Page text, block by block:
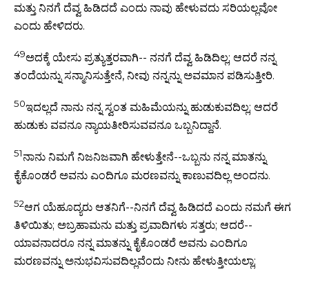
ಮತ್ತು ನಿನಗೆ ದೆವ್ವ ಹಿಡಿದದೆ ಎಂದು ನಾವು ಹೇಳುವದು ಸರಿಯಲ್ಲವೋ
ಎಂದು ಹೇಳಿದರು.
49ಅದಕ್ಕೆ ಯೇಸು ಪ್ರತ್ಯುತ್ತರವಾಗಿ-- ನನಗೆ ದೆವ್ವ ಹಿಡಿದಿಲ್ಲ; ಆದರೆ ನನ್ನ
ತಂದೆಯನ್ನು ಸನ್ಮಾನಿಸುತ್ತೇನೆ, ನೀವು ನನ್ನನ್ನು ಅವಮಾನ ಪಡಿಸುತ್ತೀರಿ.
50ಇದಲ್ಲದೆ ನಾನು ನನ್ನ ಸ್ವಂತ ಮಹಿಮೆಯನ್ನು ಹುಡುಕುವದಿಲ್ಲ; ಆದರೆ
ಹುಡುಕು ವವನೂ ನ್ಯಾಯತೀರಿಸುವವನೂ ಒಬ್ಬನಿದ್ದಾನೆ.
51ನಾನು ನಿಮಗೆ ನಿಜನಿಜವಾಗಿ ಹೇಳುತ್ತೇನೆ--ಒಬ್ಬನು ನನ್ನ ಮಾತನ್ನು
ಕೈಕೊಂಡರೆ ಅವನು ಎಂದಿಗೂ ಮರಣವನ್ನು ಕಾಣುವದಿಲ್ಲ ಅಂದನು.
52ಆಗ ಯೆಹೂದ್ಯರು ಆತನಿಗೆ--ನಿನಗೆ ದೆವ್ವ ಹಿಡಿದದೆ ಎಂದು ನಮಗೆ ಈಗ
ತಿಳಿಯಿತು; ಅಬ್ರಹಾಮನು ಮತ್ತು ಪ್ರವಾದಿಗಳು ಸತ್ತರು; ಆದರೆ--
ಯಾವನಾದರೂ ನನ್ನ ಮಾತನ್ನು ಕೈಕೊಂಡರೆ ಅವನು ಎಂದಿಗೂ
ಮರಣವನ್ನು ಅನುಭವಿಸುವದಿಲ್ಲವೆಂದು ನೀನು ಹೇಳುತ್ತೀಯಲ್ಲಾ;